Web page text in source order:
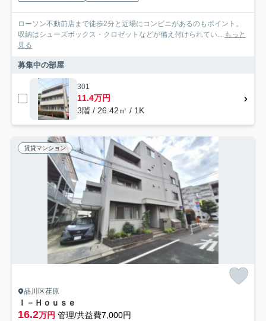
ローソン不動前店まで徒歩2分と近場にコンビニがあるのもポイント。
収納はシューズボックス・クロゼットなどが備え付けられてい... もっと
見る
募集中の部屋
301
11.4万円
3階 / 26.42㎡ / 1K
賃貸マンション
品川区荏原
Ｉ－Ｈｏｕｓｅ
16.2万円 管理/共益費7,000円